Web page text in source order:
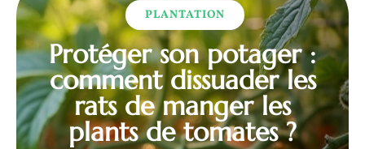
PLANTATION
Protéger son potager :
comment dissuader les
rats de manger les
plants de tomates ?